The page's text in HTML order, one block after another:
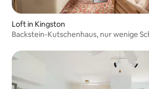
Loft in Kingston
Backstein-Kutschenhaus, nur wenige